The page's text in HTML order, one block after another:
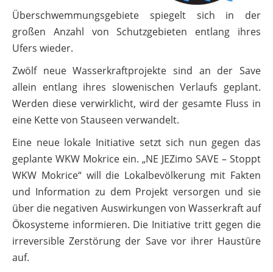
Überschwemmungsgebiete spiegelt sich in der
großen Anzahl von Schutzgebieten entlang ihres
Ufers wieder.
Zwölf neue Wasserkraftprojekte sind an der Save
allein entlang ihres slowenischen Verlaufs geplant.
Werden diese verwirklicht, wird der gesamte Fluss in
eine Kette von Stauseen verwandelt.
Eine neue lokale Initiative setzt sich nun gegen das
geplante WKW Mokrice ein. „NE JEZimo SAVE – Stoppt
WKW Mokrice“ will die Lokalbevölkerung mit Fakten
und Information zu dem Projekt versorgen und sie
über die negativen Auswirkungen von Wasserkraft auf
Ökosysteme informieren. Die Initiative tritt gegen die
irreversible Zerstörung der Save vor ihrer Haustüre
auf.